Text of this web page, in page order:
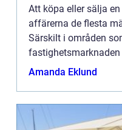
Att köpa eller sälja
affärerna de flesta
Särskilt i områden
Amanda Eklund